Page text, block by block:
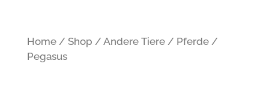
Home/ Shop / Andere Tiere/ Pferde/
Pegasus